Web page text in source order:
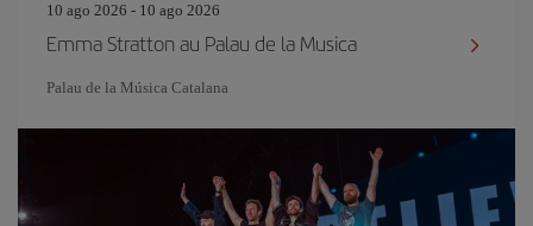
10 ago 2026 - 10 ago 2026
Emma Stratton au Palau de la Musica
Palau de la Música Catalana